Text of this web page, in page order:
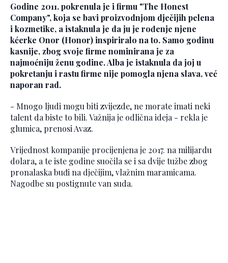
Godine 2011. pokrenula je i firmu "The Honest
Company", koja se bavi proizvodnjom dječijih pelena
i kozmetike, a istaknula je da ju je rođenje njene
kćerke Onor (Honor) inspiriralo na to. Samo godinu
kasnije, zbog svoje firme nominirana je za
najmoćniju ženu godine. Alba je istaknula da joj u
pokretanju i rastu firme nije pomogla njena slava, već
naporan rad.
- Mnogo ljudi mogu biti zvijezde, ne morate imati neki
talent da biste to bili. Važnija je odlična ideja - rekla je
glumica, prenosi Avaz.
Vrijednost kompanije procijenjena je 2017. na milijardu
dolara, a te iste godine suočila se i sa dvije tužbe zbog
pronalaska buđi na dječijim, vlažnim maramicama.
Nagodbe su postignute van suda.